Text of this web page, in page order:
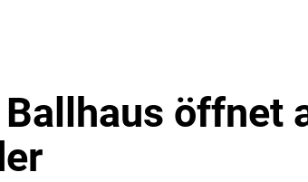
öffnet